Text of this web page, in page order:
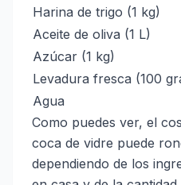
Harina de trigo (1 kg)
Aceite de oliva (1 L)
Azúcar (1 kg)
Levadura fresca (100
Agua
Como puedes ver, el
coca de vidre puede
dependiendo de los